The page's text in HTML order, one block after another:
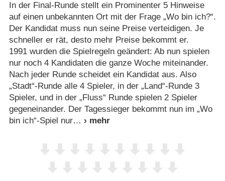
In der Final-Runde stellt ein Prominenter 5 Hinweise
auf einen unbekannten Ort mit der Frage „Wo bin ich?“.
Der Kandidat muss nun seine Preise verteidigen. Je
schneller er rät, desto mehr Preise bekommt er.
1991 wurden die Spielregeln geändert: Ab nun spielen
nur noch 4 Kandidaten die ganze Woche miteinander.
Nach jeder Runde scheidet ein Kandidat aus. Also
„Stadt“-Runde alle 4 Spieler, in der „Land“-Runde 3
Spieler, und in der „Fluss“ Runde spielen 2 Spieler
gegeneinander. Der Tagessieger bekommt nun im „Wo
bin ich“-Spiel nur